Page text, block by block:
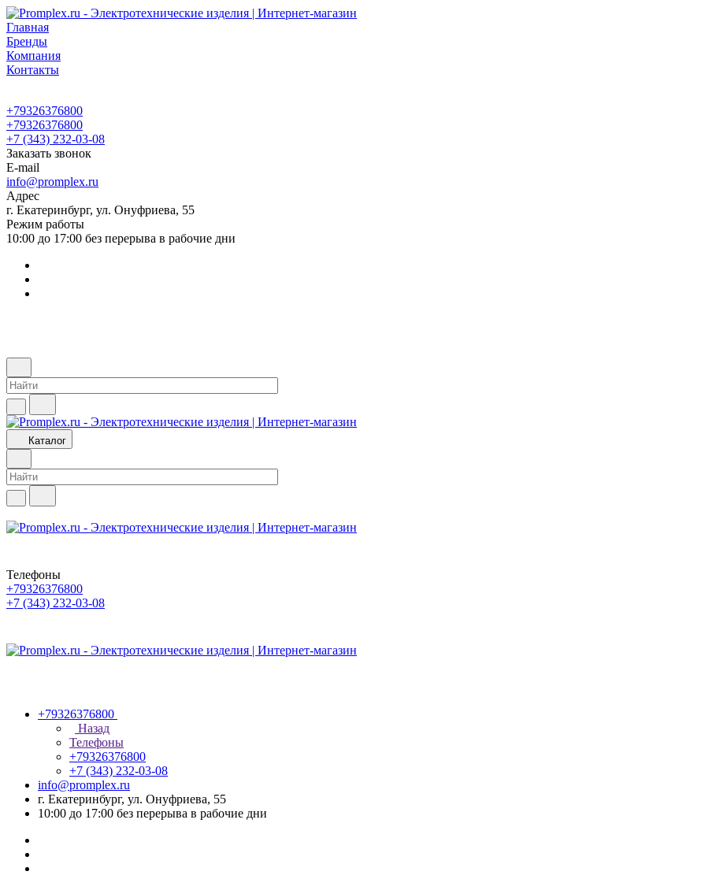
Главная
Бренды
Компания
Контакты
+79326376800
+79326376800
+7 (343) 232-03-08
Заказать звонок
E-mail
info@promplex.ru
Адрес
г. Екатеринбург, ул. Онуфриева, 55
Режим работы
10:00 до 17:00 без перерыва в рабочие дни
Каталог
Телефоны
+79326376800
+7 (343) 232-03-08
+79326376800
Назад
Телефоны
+79326376800
+7 (343) 232-03-08
info@promplex.ru
г. Екатеринбург, ул. Онуфриева, 55
10:00 до 17:00 без перерыва в рабочие дни